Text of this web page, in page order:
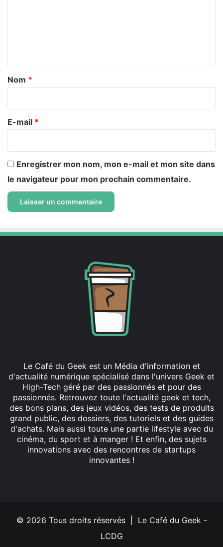
a
e
Nom *
E-mail *
Enregistrer mon nom, mon e-mail et mon site dans
le navigateur pour mon prochain commentaire.
Le Café du Geek est un Média d'information et
d'actualité numérique spécialisé dans l'univers Geek et
High-Tech géré par des passionnés et pour des
passionnés. Retrouvez toute l'actualité geek et tech,
des bons plans, des jeux vidéos, des tests de produits
grand public, des dossiers, des tutoriels et des guides
d'achats. Mais aussi toute une partie lifestyle avec du
cinéma, du sport et à manger ! Et enfin, des sujets
innovations avec des rencontres de startups
innovantes !
© 2026 Tous droits réservés | Le Café du Geek -
LCDG